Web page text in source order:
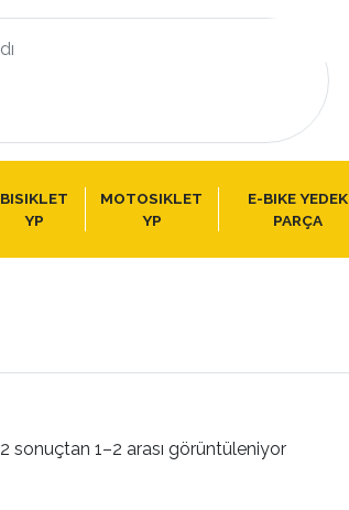
BISIKLET
YP
MOTOSIKLET
YP
E-BIKE YEDEK
PARÇA
2 sonuçtan 1–2 arası görüntüleniyor